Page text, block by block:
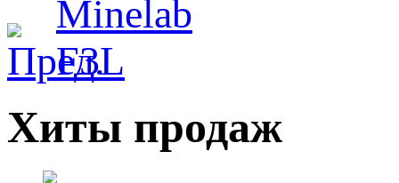
Хиты продаж